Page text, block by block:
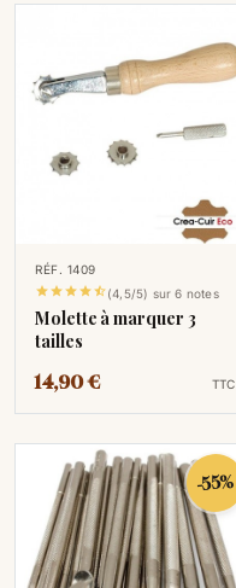
RÉF. 1409
(4,5/5) sur 6 notes
Molette à marquer 3
tailles
14,90 € TTC
-55%